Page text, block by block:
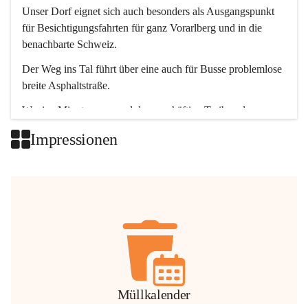
Unser Dorf eignet sich auch besonders als Ausgangspunkt
für Besichtigungsfahrten für ganz Vorarlberg und in die
benachbarte Schweiz.
Der Weg ins Tal führt über eine auch für Busse problemlose
breite Asphaltstraße.
Wenige Minuten nur, und das geschäftige Treiben der
Impressionen
Müllkalender